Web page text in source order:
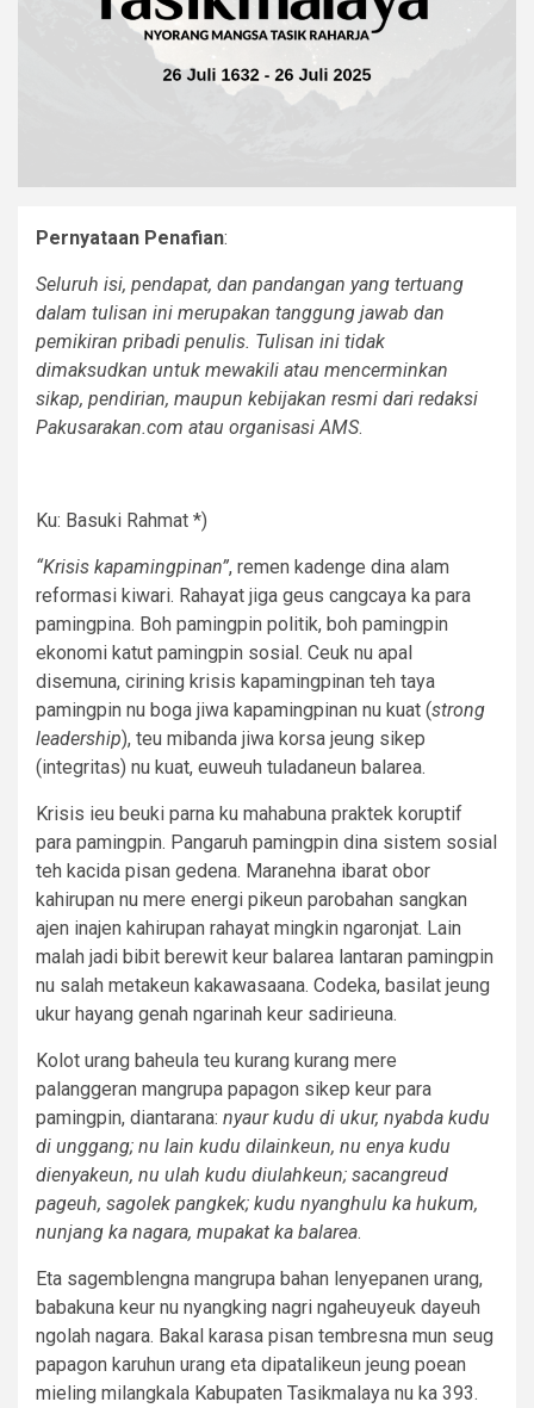
Pernyataan Penafian:
‎Seluruh isi, pendapat, dan pandangan yang tertuang
dalam tulisan ini merupakan tanggung jawab dan
pemikiran pribadi penulis. Tulisan ini tidak
dimaksudkan untuk mewakili atau mencerminkan
sikap, pendirian, maupun kebijakan resmi dari redaksi
Pakusarakan.com atau organisasi AMS.
Ku: Basuki Rahmat *)
“Krisis kapamingpinan”, remen kadenge dina alam
reformasi kiwari. Rahayat jiga geus cangcaya ka para
pamingpina. Boh pamingpin politik, boh pamingpin
ekonomi katut pamingpin sosial. Ceuk nu apal
disemuna, cirining krisis kapamingpinan teh taya
pamingpin nu boga jiwa kapamingpinan nu kuat (strong
leadership), teu mibanda jiwa korsa jeung sikep
(integritas) nu kuat, euweuh tuladaneun balarea.
Krisis ieu beuki parna ku mahabuna praktek koruptif
para pamingpin. Pangaruh pamingpin dina sistem sosial
teh kacida pisan gedena. Maranehna ibarat obor
kahirupan nu mere energi pikeun parobahan sangkan
ajen inajen kahirupan rahayat mingkin ngaronjat. Lain
malah jadi bibit berewit keur balarea lantaran pamingpin
nu salah metakeun kakawasaana. Codeka, basilat jeung
ukur hayang genah ngarinah keur sadirieuna.
Kolot urang baheula teu kurang kurang mere
palanggeran mangrupa papagon sikep keur para
pamingpin, diantarana: nyaur kudu di ukur, nyabda kudu
di unggang; nu lain kudu dilainkeun, nu enya kudu
dienyakeun, nu ulah kudu diulahkeun; sacangreud
pageuh, sagolek pangkek; kudu nyanghulu ka hukum,
nunjang ka nagara, mupakat ka balarea.
Eta sagemblengna mangrupa bahan lenyepanen urang,
babakuna keur nu nyangking nagri ngaheuyeuk dayeuh
ngolah nagara. Bakal karasa pisan tembresna mun seug
papagon karuhun urang eta dipatalikeun jeung poean
mieling milangkala Kabupaten Tasikmalaya nu ka 393.